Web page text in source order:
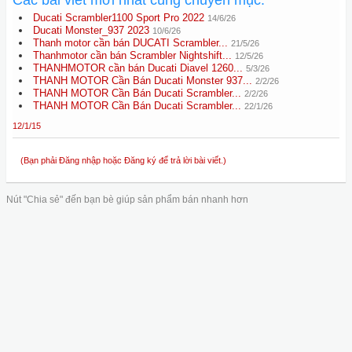
Ducati Scrambler1100 Sport Pro 2022 14/6/26
Ducati Monster_937 2023 10/6/26
Thanh motor cần bán DUCATI Scrambler... 21/5/26
Thanhmotor cần bán Scrambler Nightshift... 12/5/26
THANHMOTOR cần bán Ducati Diavel 1260... 5/3/26
THANH MOTOR Cần Bán Ducati Monster 937... 2/2/26
THANH MOTOR Cần Bán Ducati Scrambler... 2/2/26
THANH MOTOR Cần Bán Ducati Scrambler... 22/1/26
12/1/15
(Bạn phải Đăng nhập hoặc Đăng ký để trả lời bài viết.)
Nút "Chia sẻ" đến bạn bè giúp sản phẩm bán nhanh hơn